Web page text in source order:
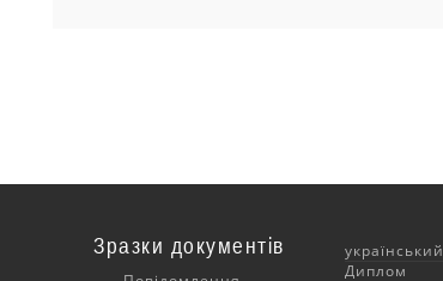
Зразки документів
український
Диплом